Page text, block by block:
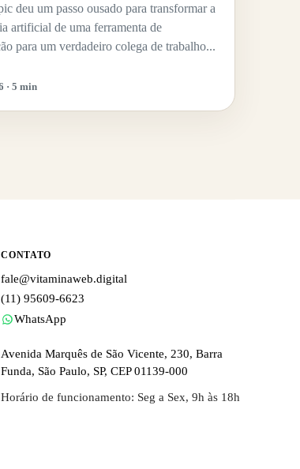
deu um passo ousado para transformar a
artificial de uma ferramenta de
para um verdadeiro colega de trabalho...
· 5 min
CONTATO
fale@vitaminaweb.digital
(11) 95609-6623
WhatsApp
Avenida Marquês de São Vicente, 230, Barra
Funda, São Paulo, SP, CEP 01139-000
Horário de funcionamento: Seg a Sex, 9h às 18h